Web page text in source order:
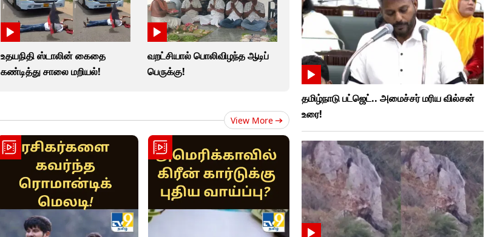
உதயநிதி ஸ்டாலின் கைதை
கண்டித்து சாலை மறியல்!
வறட்சியால் பொலிவிழந்த ஆடிப்
பெருக்கு!
View More
தமிழ்நாடு பட்ஜெட்.. அமைச்சர் மரிய வில்சன்
உரை!